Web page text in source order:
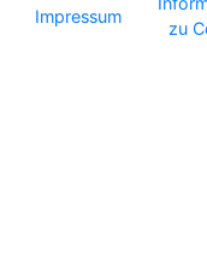
Impressum
zu